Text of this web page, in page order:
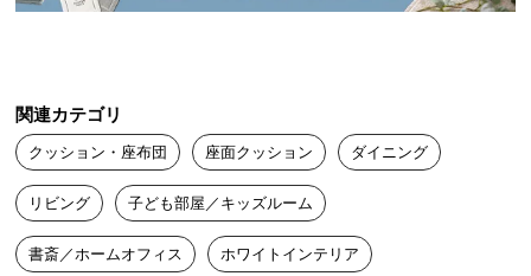
い
て
大
型
商
関連カテゴリ
クッション・座布団 座面クッション ダイニング
リビング 子ども部屋／キッズルーム
書斎／ホームオフィス ホワイトインテリア